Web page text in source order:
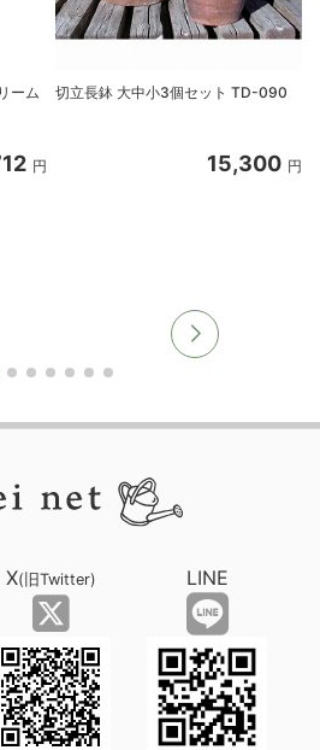
ーム
円
切立長鉢 大中小3個セット TD-090
15,300 円
X(旧Twitter) LINE